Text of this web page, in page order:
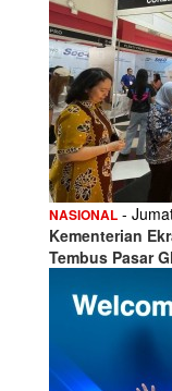
NASIONAL -
Kementerian
Tembus Pasar